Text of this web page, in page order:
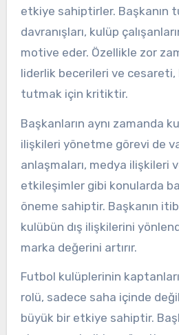
etkiye sahiptirler. Başkanın
davranışları, kulüp
motive eder. Özellikle zor
liderlik becerileri ve
tutmak için kritiktir.
Başkanların aynı zamanda
ilişkileri yönetme görevi de
anlaşmaları, medya ilişkileri
etkileşimler gibi konularda
öneme sahiptir. Başkanın
kulübün dış ilişkilerini
marka değerini artırır.
Futbol kulüplerinin
rolü, sadece saha içinde
büyük bir etkiye sahiptir.